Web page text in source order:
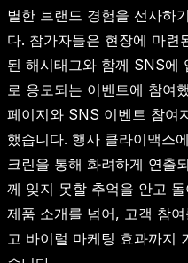
별한 브랜드 경험을 선사하
다. 참가자들은 현장에 마련
된 해시태그와 함께 SNS에
로 응모되는 이벤트에 참여
페이지와 SNS 이벤트 참여
했습니다. 행사 클라이맥스
크린을 통해 화려하게 연출
께 잊지 못할 추억을 안고
제품 소개를 넘어, 고객 참
고 바이럴 마케팅 효과까지